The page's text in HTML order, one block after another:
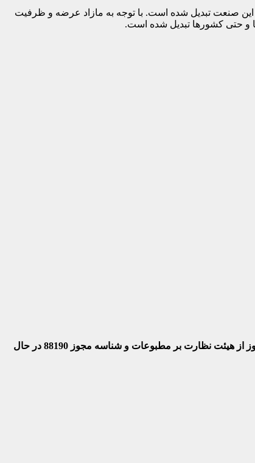
این صنعت تبدیل شده است. با توجه به مازاد عرضه و ظرفیت
و حتی کشورها تبدیل شده است.
از هیئت نظارت بر مطبوعات
و شناسه مجوز 88190 در حال